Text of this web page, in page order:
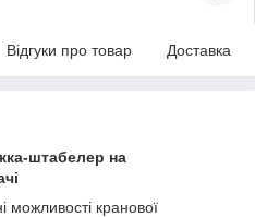
Відгуки про товар Доставка
штабелер на
кранової